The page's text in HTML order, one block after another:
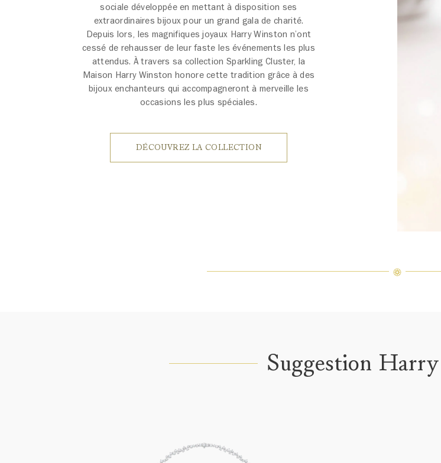
sociale développée en mettant à disposition ses
extraordinaires bijoux pour un grand gala de charité.
Depuis lors, les magnifiques joyaux Harry Winston n’ont
cessé de rehausser de leur faste les événements les plus
attendus. À travers sa collection Sparkling Cluster, la
Maison Harry Winston honore cette tradition grâce à des
bijoux enchanteurs qui accompagneront à merveille les
occasions les plus spéciales.
DÉCOUVREZ LA COLLECTION
Suggestion